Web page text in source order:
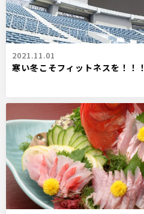
2021.11.01
寒い冬こそフィットネスを！！！